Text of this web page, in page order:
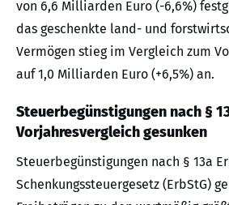
von 6,6 Milliarden Euro (-6,6%)
das geschenkte land- und
Vermögen stieg im Vergleich zum
auf 1,0 Milliarden Euro (+6,5%) an.
Steuerbegünstigungen nach §
Vorjahresvergleich gesunken
Steuerbegünstigungen nach § 13a
Schenkungssteuergesetz (ErbStG)